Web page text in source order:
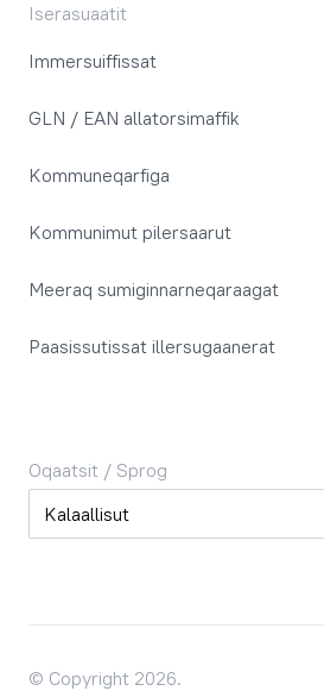
Iserasuaatit
Immersuiffissat
GLN / EAN allatorsimaffik
Kommuneqarfiga
Kommunimut pilersaarut
Meeraq sumiginnarneqaraagat
Paasissutissat illersugaanerat
Oqaatsit / Sprog
Oqaatsit / Sprog
© Copyright 2026.